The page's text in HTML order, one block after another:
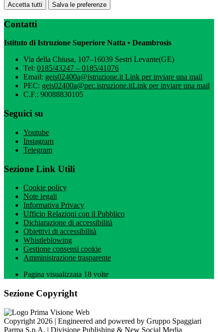
Accetta tutti Salva le preferenze
Contatti
Istituto di Istruzione Superiore Natta • Deambrosis
Via della Chiusa, 107–16039 Sestri Levante(GE)
Tel: 0185/43247 – 0185/41076
Email: geis02400a@istruzione.itLink per inviare una mail
PEC: geis02400a@pec.istruzione.itLink per inviare una mail
C.F.: 90088830105
Seguici su
Youtube
Instagram
Telegram
Sezione Link Utili
Cookie policy
Note legali
Informativa Privacy
Ufficio Relazioni con il Pubblico
Dichiarazione di accessibilità
Obiettivi di accessibilità
Whistleblowing
Gestione consensi cookie
Amministrazione trasparente
Pagina visualizzata 18 volte
Sezione Copyright
Copyright 2026 | Engineered and powered by Gruppo Spaggiari
Parma S.p.A. | Divisione Publishing & New Social Media